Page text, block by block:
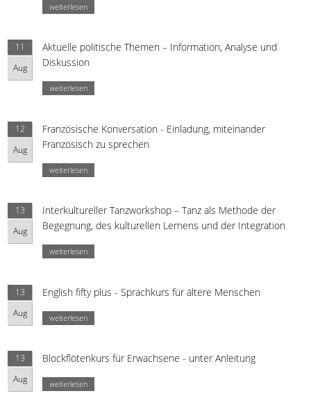
weiterlesen
11
Aug
Aktuelle politische Themen – Information, Analyse und
Diskussion
weiterlesen
12
Aug
Französische Konversation - Einladung, miteinander
Französisch zu sprechen
weiterlesen
13
Aug
Interkultureller Tanzworkshop – Tanz als Methode der
Begegnung, des kulturellen Lernens und der Integration
weiterlesen
13
Aug
English fifty plus - Sprachkurs für ältere Menschen
weiterlesen
13
Aug
Blockflötenkurs für Erwachsene - unter Anleitung
weiterlesen